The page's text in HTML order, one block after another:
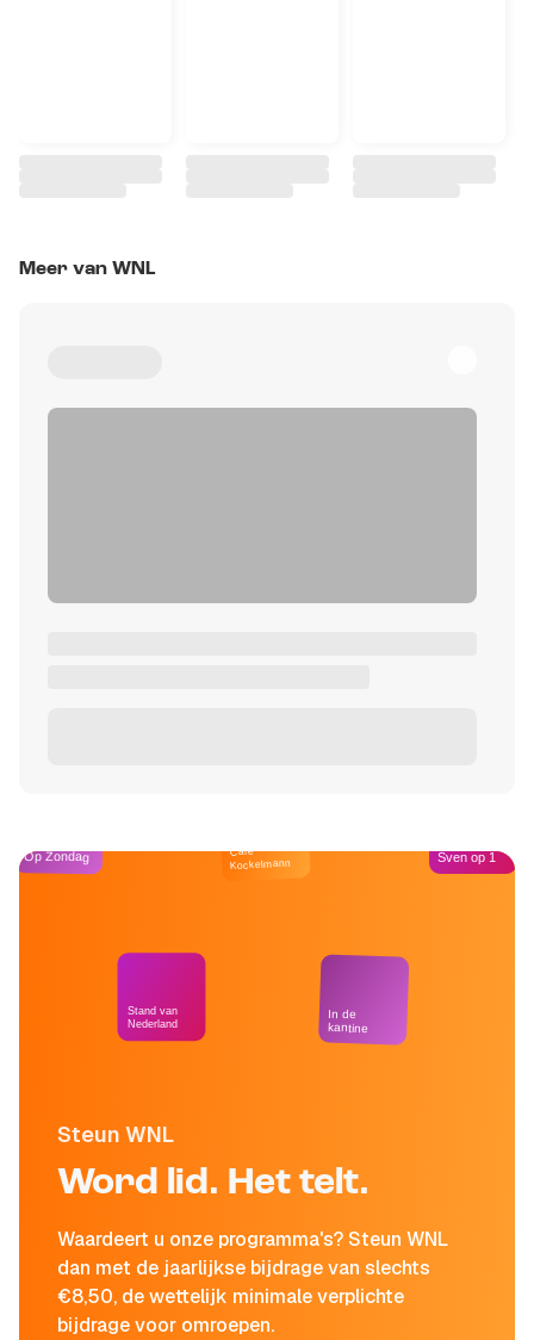
Meer van WNL
Steun WNL
Word lid. Het telt.
Waardeert u onze programma's? Steun WNL
dan met de jaarlijkse bijdrage van slechts
€8,50, de wettelijk minimale verplichte
bijdrage voor omroepen.
Op Zondag
Stand van
Nederland
Café
Kockelmann
In de
kantine
Sven op 1